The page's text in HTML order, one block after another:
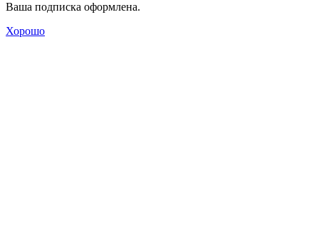
Ваша подписка оформлена.
Хорошо